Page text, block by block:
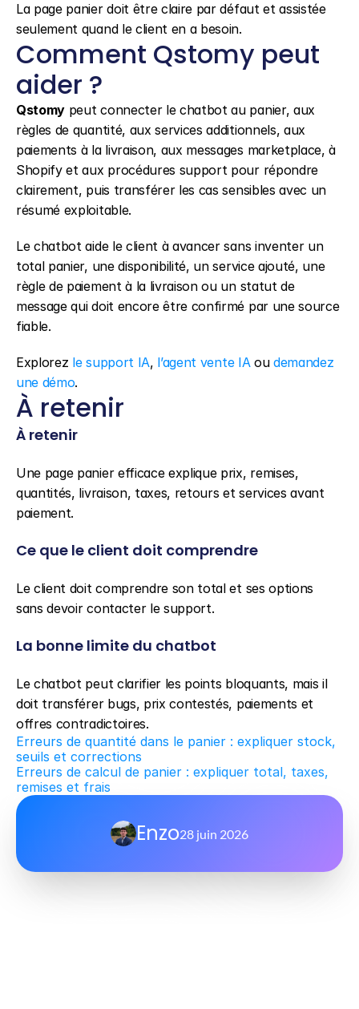
La page panier doit être claire par défaut et assistée
seulement quand le client en a besoin.
Comment Qstomy peut
aider ?
Qstomy peut connecter le chatbot au panier, aux
règles de quantité, aux services additionnels, aux
paiements à la livraison, aux messages marketplace, à
Shopify et aux procédures support pour répondre
clairement, puis transférer les cas sensibles avec un
résumé exploitable.
Le chatbot aide le client à avancer sans inventer un
total panier, une disponibilité, un service ajouté, une
règle de paiement à la livraison ou un statut de
message qui doit encore être confirmé par une source
fiable.
Explorez le support IA, l’agent vente IA ou demandez
une démo.
À retenir
À retenir
Une page panier efficace explique prix, remises,
quantités, livraison, taxes, retours et services avant
paiement.
Ce que le client doit comprendre
Le client doit comprendre son total et ses options
sans devoir contacter le support.
La bonne limite du chatbot
Le chatbot peut clarifier les points bloquants, mais il
doit transférer bugs, prix contestés, paiements et
offres contradictoires.
Erreurs de quantité dans le panier : expliquer stock,
seuils et corrections
Erreurs de calcul de panier : expliquer total, taxes,
remises et frais
Enzo28 juin 2026